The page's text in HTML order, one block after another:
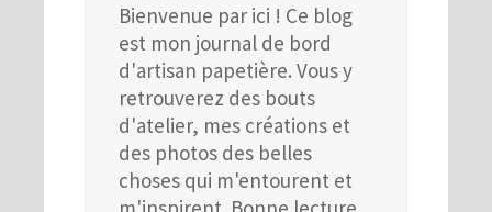
Bienvenue par ici ! Ce blog
est mon journal de bord
d'artisan papetière. Vous y
retrouverez des bouts
d'atelier, mes créations et
des photos des belles
choses qui m'entourent et